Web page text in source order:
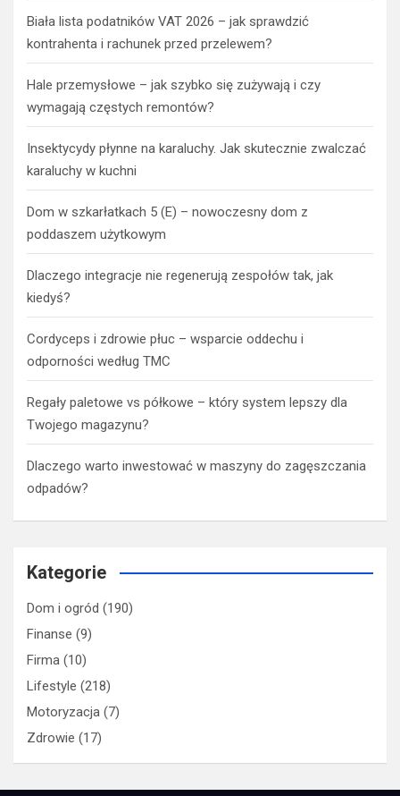
Biała lista podatników VAT 2026 – jak sprawdzić
kontrahenta i rachunek przed przelewem?
Hale przemysłowe – jak szybko się zużywają i czy
wymagają częstych remontów?
Insektycydy płynne na karaluchy. Jak skutecznie zwalczać
karaluchy w kuchni
Dom w szkarłatkach 5 (E) – nowoczesny dom z
poddaszem użytkowym
Dlaczego integracje nie regenerują zespołów tak, jak
kiedyś?
Cordyceps i zdrowie płuc – wsparcie oddechu i
odporności według TMC
Regały paletowe vs półkowe – który system lepszy dla
Twojego magazynu?
Dlaczego warto inwestować w maszyny do zagęszczania
odpadów?
Kategorie
Dom i ogród (190)
Finanse (9)
Firma (10)
Lifestyle (218)
Motoryzacja (7)
Zdrowie (17)